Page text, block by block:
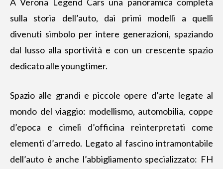
sulla storia dell’auto, dai primi modelli a quelli
divenuti simbolo per intere generazioni, spaziando
dal lusso alla sportività e con un crescente spazio
dedicato alle youngtimer.
Spazio alle grandi e piccole opere d’arte legate al
mondo del viaggio: modellismo, automobilia, coppe
d’epoca e cimeli d’officina reinterpretati come
elementi d’arredo. Legato al fascino intramontabile
dell’auto è anche l’abbigliamento specializzato: FH